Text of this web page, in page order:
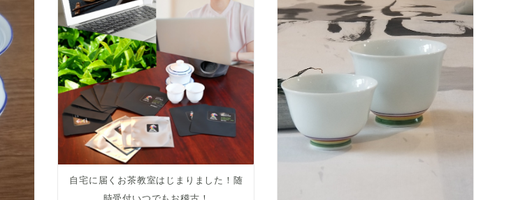
自宅に届くお茶教室はじまりました！随